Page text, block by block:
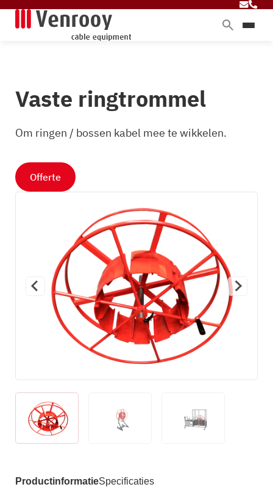
Diensten
Over ons
Blog
Vaste ringtrommel
Om ringen / bossen kabel mee te wikkelen.
Offerte
ProductinformatieSpecificaties